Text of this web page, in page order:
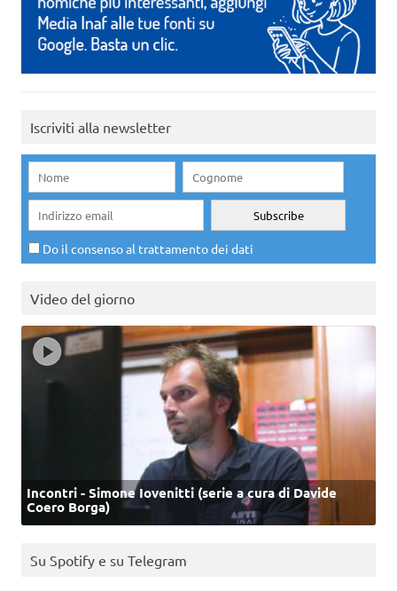
Iscriviti alla newsletter
Do il consenso al trattamento dei dati
Video del giorno
Incontri - Simone Iovenitti (serie a cura di Davide
Coero Borga)
Su Spotify e su Telegram